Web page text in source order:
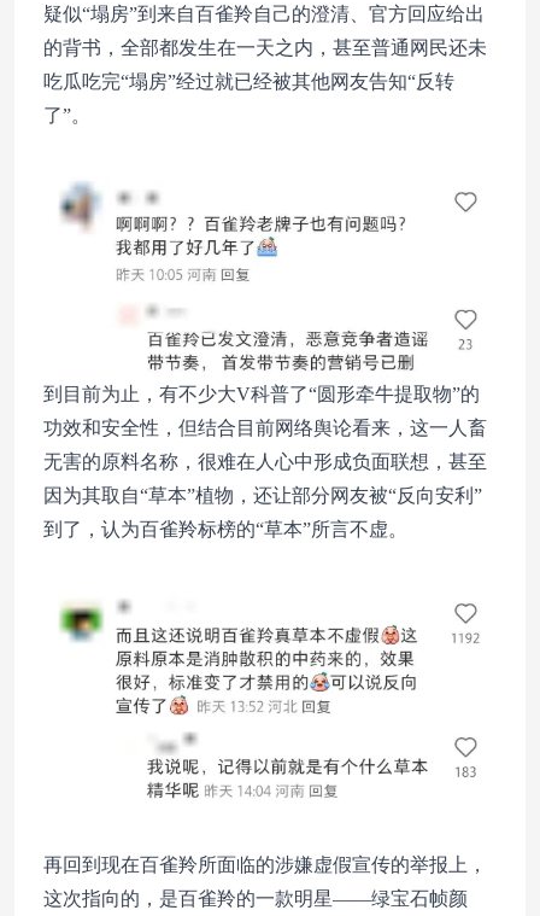
疑似“塌房”到来自百雀羚自己的澄清、官方回应给出
的背书，全部都发生在一天之内，甚至普通网民还未
吃瓜吃完“塌房”经过就已经被其他网友告知“反转
了”。
到目前为止，有不少大V科普了“圆形牵牛提取物”的
功效和安全性，但结合目前网络舆论看来，这一人畜
无害的原料名称，很难在人心中形成负面联想，甚至
因为其取自“草本”植物，还让部分网友被“反向安利”
到了，认为百雀羚标榜的“草本”所言不虚。
再回到现在百雀羚所面临的涉嫌虚假宣传的举报上，
这次指向的，是百雀羚的一款明星——绿宝石帧颜